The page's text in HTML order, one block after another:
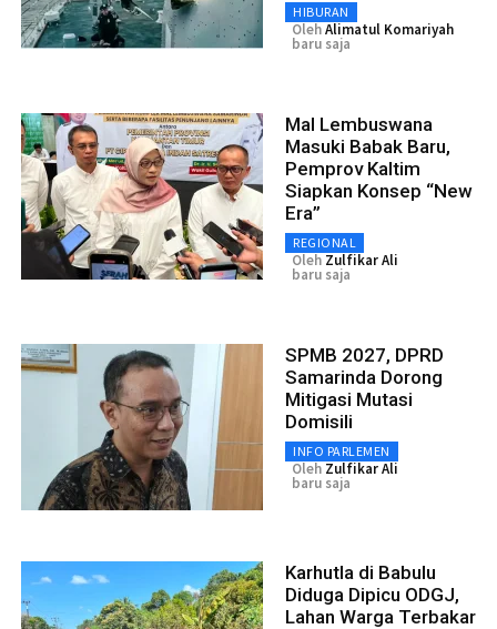
HIBURAN
OlehAlimatul Komariyah
baru saja
Mal Lembuswana
Masuki Babak Baru,
Pemprov Kaltim
Siapkan Konsep “New
Era”
REGIONAL
Oleh Zulfikar Ali
baru saja
SPMB 2027, DPRD
Samarinda Dorong
Mitigasi Mutasi
Domisili
INFO PARLEMEN
Oleh Zulfikar Ali
baru saja
Karhutla di Babulu
Diduga Dipicu ODGJ,
Lahan Warga Terbakar